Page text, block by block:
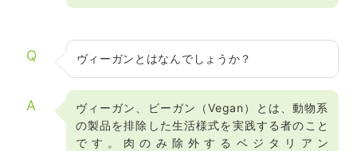
Q ヴィーガンとはなんでしょうか？
A
ヴィーガン、ビーガン（Vegan）とは、動物系
の製品を排除した生活様式を実践する者のこと
です。肉のみ除外するベジタリアン